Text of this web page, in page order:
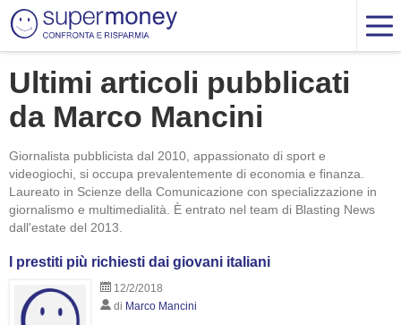
Ultimi articoli pubblicati
da Marco Mancini
Giornalista pubblicista dal 2010, appassionato di sport e
videogiochi, si occupa prevalentemente di economia e finanza.
Laureato in Scienze della Comunicazione con specializzazione in
giornalismo e multimedialità. È entrato nel team di Blasting News
dall'estate del 2013.
I prestiti più richiesti dai giovani italiani
12/2/2018
di Marco Mancini